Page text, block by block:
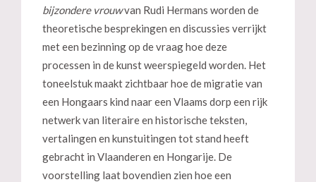
bijzondere vrouwvan Rudi Hermans worden de
theoretische besprekingen en discussies verrijkt
met een bezinning op de vraag hoe deze
processen in de kunst weerspiegeld worden. Het
toneelstuk maakt zichtbaar hoe de migratie van
een Hongaars kind naar een Vlaams dorp een rijk
netwerk van literaire en historische teksten,
vertalingen en kunstuitingen tot stand heeft
gebracht in Vlaanderen en Hongarije. De
voorstelling laat bovendien zien hoe een